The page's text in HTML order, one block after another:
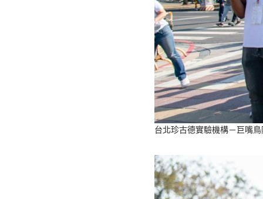
台北珍古德實驗機構－巨嘴鳥